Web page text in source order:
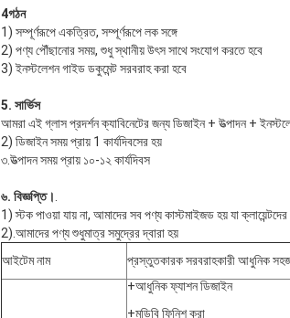
4গঠন
1) সম্পূর্ণরূপে একত্রিত, সম্পূর্ণরূপে লক সঙ্গে
2) পণ্য পৌঁছানোর সময়, শুধু স্থানীয় উৎস সাথে সংযোগ করতে হবে
3) ইনস্টলেশন গাইড ডকুমেন্ট সরবরাহ করা হবে
5. সার্ভিস
আমরা এই গ্লাস প্রদর্শন ক্যাবিনেটের জন্য ডিজাইন + উত্পাদন +
2) ডিজাইন সময় প্রায় 1 কার্যদিবসের হয়
৩.উত্পাদন সময় প্রায় ১০-১২ কার্যদিবস
৬. বিজ্ঞপ্তি।.
1) স্টক পাওয়া যায় না, আমাদের সব পণ্য কাস্টমাইজড হয় যা
2).আমাদের পণ্য শুধুমাত্র সমুদ্রের দ্বারা হয়
আইটেম নাম
প্রস্তুতকারক সরবরাহকারী আধুনিক
+আধুনিক ফ্যাশন ডিজাইন
+মডিবি ফিনিশ করা